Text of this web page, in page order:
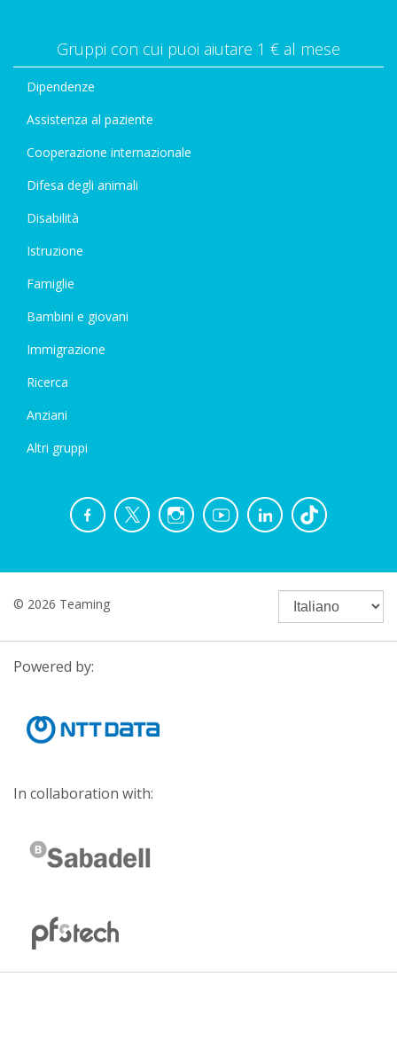
Gruppi con cui puoi aiutare 1 € al mese
Dipendenze
Assistenza al paziente
Cooperazione internazionale
Difesa degli animali
Disabilità
Istruzione
Famiglie
Bambini e giovani
Immigrazione
Ricerca
Anziani
Altri gruppi
© 2026 Teaming
Powered by:
In collaboration with: